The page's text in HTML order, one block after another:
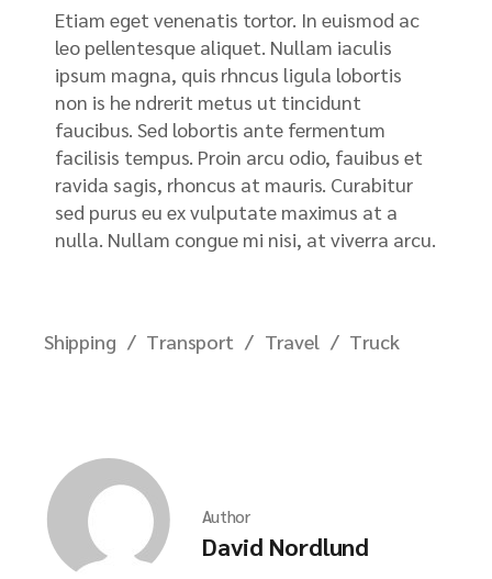
Etiam eget venenatis tortor. In euismod ac
leo pellentesque aliquet. Nullam iaculis
ipsum magna, quis rhncus ligula lobortis
non is he ndrerit metus ut tincidunt
faucibus. Sed lobortis ante fermentum
facilisis tempus. Proin arcu odio, fauibus et
ravida sagis, rhoncus at mauris. Curabitur
sed purus eu ex vulputate maximus at a
nulla. Nullam congue mi nisi, at viverra arcu.
Shipping Transport Travel Truck
Author
David Nordlund